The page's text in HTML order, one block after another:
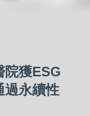
院獲ESG
過永續性